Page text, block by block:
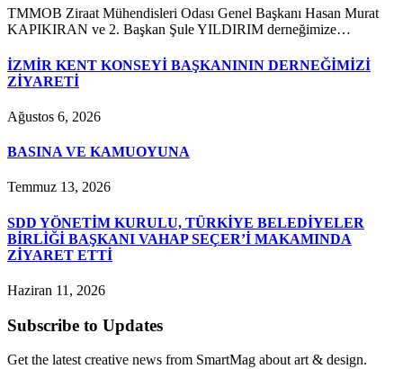
TMMOB Ziraat Mühendisleri Odası Genel Başkanı Hasan Murat
KAPIKIRAN ve 2. Başkan Şule YILDIRIM derneğimize…
İZMİR KENT KONSEYİ BAŞKANININ DERNEĞİMİZİ
ZİYARETİ
Ağustos 6, 2026
BASINA VE KAMUOYUNA
Temmuz 13, 2026
SDD YÖNETİM KURULU, TÜRKİYE BELEDİYELER
BİRLİĞİ BAŞKANI VAHAP SEÇER’İ MAKAMINDA
ZİYARET ETTİ
Haziran 11, 2026
Subscribe to Updates
Get the latest creative news from SmartMag about art & design.